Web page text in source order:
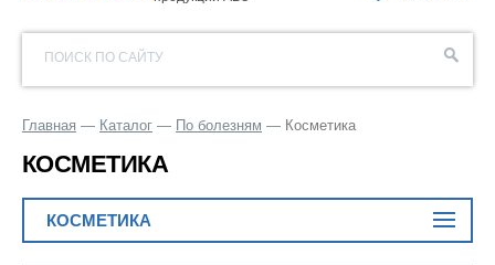
ПОИСК ПО САЙТУ
Главная Каталог По болезням Косметика
КОСМЕТИКА
КОСМЕТИКА